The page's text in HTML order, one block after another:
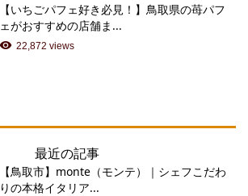
【いちごパフェ好き必見！】鳥取県の苺パフ
ェがおすすめの店舗ま...
22,872 views
最近の記事
【鳥取市】monte（モンテ）｜シェフこだわ
りの本格イタリア...